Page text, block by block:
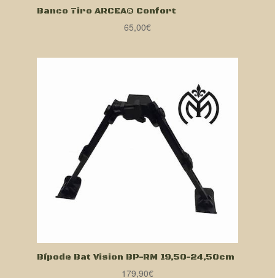
Banco Tiro ARCEA® Confort
65,00€
Bípode Bat Vision BP-RM 19,50-24,50cm
179,90€